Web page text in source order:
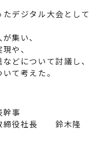
デジタル大会として
集い、
や、
どについて討議し、
て考えた。
事
役社長 鈴木隆